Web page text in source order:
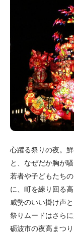
心躍る祭りの夜。
と、なぜだか胸が騒
若者や子どもたち
に、町を練り回る
威勢のいい掛け声
祭りムードはさらに
砺波市の夜高まつ